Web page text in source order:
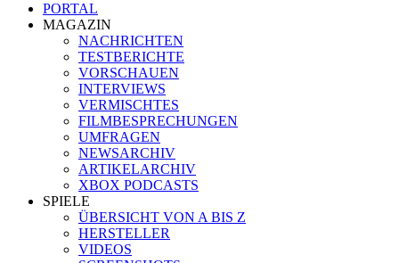
PORTAL
MAGAZIN
NACHRICHTEN
TESTBERICHTE
VORSCHAUEN
INTERVIEWS
VERMISCHTES
FILMBESPRECHUNGEN
UMFRAGEN
NEWSARCHIV
ARTIKELARCHIV
XBOX PODCASTS
SPIELE
ÜBERSICHT VON A BIS Z
HERSTELLER
VIDEOS